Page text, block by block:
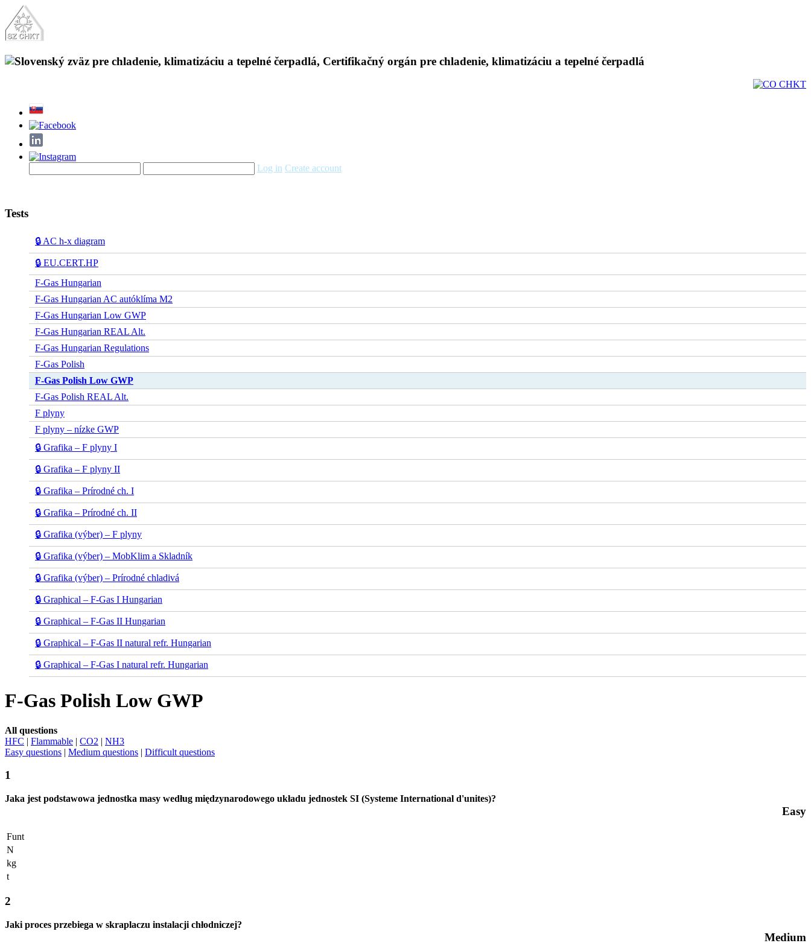
Log in Create account
Tests
🔒 AC h-x diagram
🔒 EU.CERT.HP
F-Gas Hungarian
F-Gas Hungarian AC autóklíma M2
F-Gas Hungarian Low GWP
F-Gas Hungarian REAL Alt.
F-Gas Hungarian Regulations
F-Gas Polish
F-Gas Polish Low GWP
F-Gas Polish REAL Alt.
F plyny
F plyny – nízke GWP
🔒 Grafika – F plyny I
🔒 Grafika – F plyny II
🔒 Grafika – Prírodné ch. I
🔒 Grafika – Prírodné ch. II
🔒 Grafika (výber) – F plyny
🔒 Grafika (výber) – MobKlim a Skladník
🔒 Grafika (výber) – Prírodné chladivá
🔒 Graphical – F-Gas I Hungarian
🔒 Graphical – F-Gas II Hungarian
🔒 Graphical – F-Gas II natural refr. Hungarian
🔒 Graphical – F-Gas I natural refr. Hungarian
F-Gas Polish Low GWP
All questions
HFC | Flammable | CO2 | NH3
Easy questions | Medium questions | Difficult questions
1
Easy
Jaka jest podstawowa jednostka masy według międzynarodowego układu jednostek SI (Systeme International d'unites)?
Funt
N
kg
t
2
Medium
Jaki proces przebiega w skraplaczu instalacji chłodniczej?